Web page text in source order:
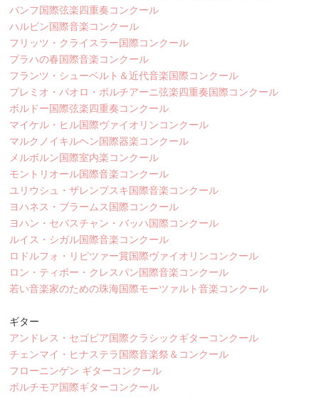
バンフ国際弦楽四重奏コンクール
ハルビン国際音楽コンクール
フリッツ・クライスラー国際コンクール
プラハの春国際音楽コンクール
フランツ・シューベルト＆近代音楽国際コンクール
プレミオ・パオロ・ボルチアーニ弦楽四重奏国際コンクール
ボルドー国際弦楽四重奏コンクール
マイケル・ヒル国際ヴァイオリンコンクール
マルクノイキルヘン国際器楽コンクール
メルボルン国際室内楽コンクール
モントリオール国際音楽コンクール
ユリウシュ・ザレンプスキ国際音楽コンクール
ヨハネス・ブラームス国際コンクール
ヨハン・セバスチャン・バッハ国際コンクール
ルイス・シガル国際音楽コンクール
ロドルフォ・リピツァー賞国際ヴァイオリンコンクール
ロン・ティボー・クレスパン国際音楽コンクール
若い音楽家のための珠海国際モーツァルト音楽コンクール
ギター
アンドレス・セゴビア国際クラシックギターコンクール
チェンマイ・ヒナステラ国際音楽祭＆コンクール
フローニンゲン ギターコンクール
ボルチモア国際ギターコンクール